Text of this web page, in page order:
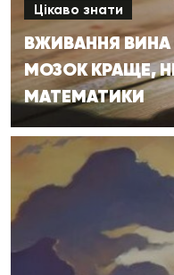
Цікаво знати
ВЖИВАННЯ
МОЗОК КРАЩЕ,
МАТЕМАТИКИ